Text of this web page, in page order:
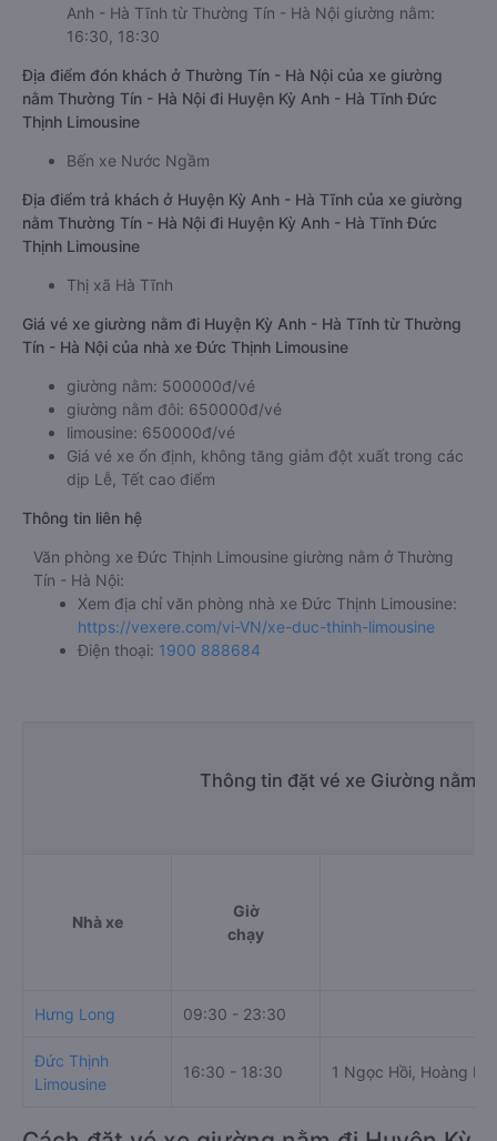
Anh - Hà Tĩnh từ Thường Tín - Hà Nội giường nằm:
16:30, 18:30
Địa điểm đón khách ở Thường Tín - Hà Nội của xe giường
nằm Thường Tín - Hà Nội đi Huyện Kỳ Anh - Hà Tĩnh Đức
Thịnh Limousine
Bến xe Nước Ngầm
Địa điểm trả khách ở Huyện Kỳ Anh - Hà Tĩnh của xe giường
nằm Thường Tín - Hà Nội đi Huyện Kỳ Anh - Hà Tĩnh Đức
Thịnh Limousine
Thị xã Hà Tĩnh
Giá vé xe giường nằm đi Huyện Kỳ Anh - Hà Tĩnh từ Thường
Tín - Hà Nội của nhà xe Đức Thịnh Limousine
giường nằm: 500000đ/vé
giường nằm đôi: 650000đ/vé
limousine: 650000đ/vé
Giá vé xe ổn định, không tăng giảm đột xuất trong các
dịp Lễ, Tết cao điểm
Thông tin liên hệ
Văn phòng xe Đức Thịnh Limousine giường nằm ở Thường
Tín - Hà Nội:
Xem địa chỉ văn phòng nhà xe Đức Thịnh Limousine:
https://vexere.com/vi-VN/xe-duc-thinh-limousine
Điện thoại: 1900 888684
Thông tin đặt vé xe Giường nằm
Nhà xe
Giờ
chạy
Hưng Long 09:30 - 23:30
Đức Thịnh
Limousine
16:30 - 18:30 1 Ngọc Hồi, Hoàng